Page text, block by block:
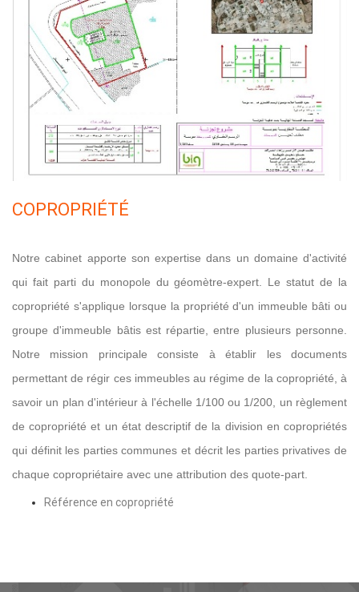
COPROPRIÉTÉ
Notre cabinet apporte son expertise dans un domaine d'activité
qui fait parti du monopole du géomètre-expert. Le statut de la
copropriété s'applique lorsque la propriété d'un immeuble bâti ou
groupe d'immeuble bâtis est répartie, entre plusieurs personne.
Notre mission principale consiste à établir les documents
permettant de régir ces immeubles au régime de la copropriété, à
savoir un plan d'intérieur à l'échelle 1/100 ou 1/200, un règlement
de copropriété et un état descriptif de la division en copropriétés
qui définit les parties communes et décrit les parties privatives de
chaque copropriétaire avec une attribution des quote-part.
Référence en copropriété